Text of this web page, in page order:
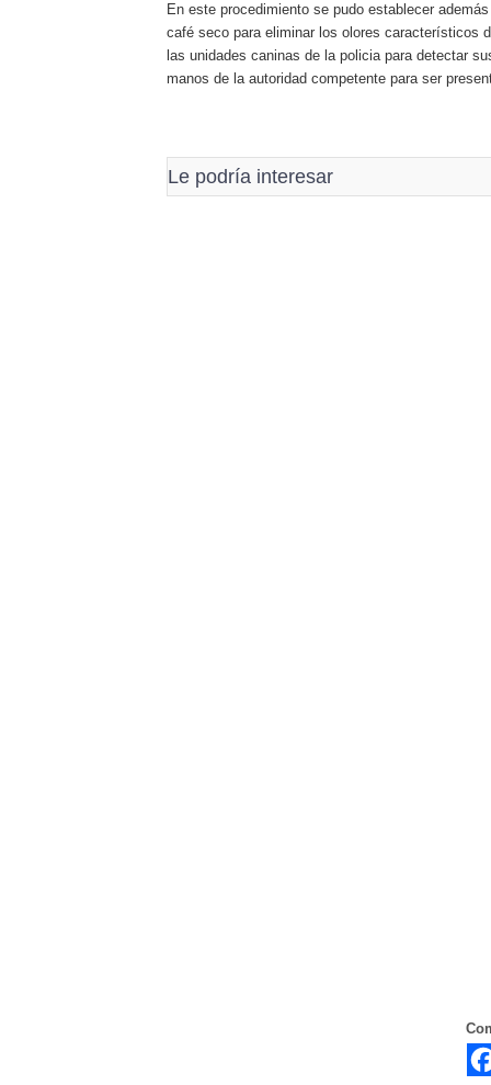
En este procedimiento se pudo establecer
café seco para eliminar los olores característicos
las unidades caninas de la policia para detectar
manos de la autoridad competente para ser
Le podría interesar